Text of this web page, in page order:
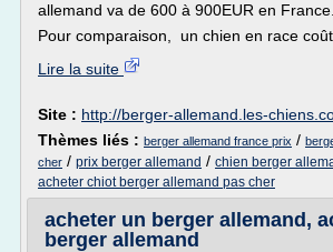
allemand va de 600 à 900EUR en France.
Pour comparaison, un chien en race
Lire la suite
Site : http://berger-allemand.les-
Thèmes liés : berger allemand france prix /
cher / prix berger allemand / chien berger
acheter chiot berger allemand pas cher
acheter un berger allemand,
berger allemand